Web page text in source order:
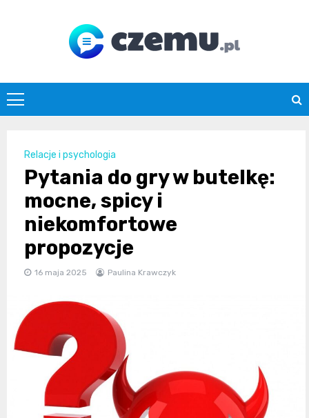
czemu.pl
Relacje i psychologia
Pytania do gry w butelkę:
mocne, spicy i
niekomfortowe
propozycje
16 maja 2025 Paulina Krawczyk